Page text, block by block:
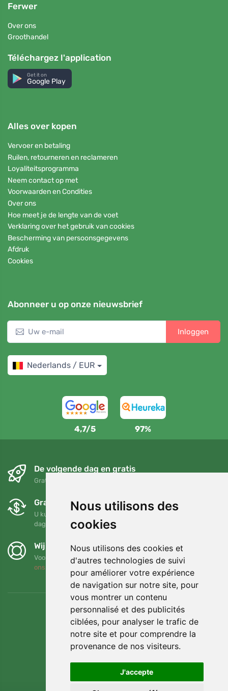
Nous utilisons des
cookies
Nous utilisons des cookies et
d'autres technologies de suivi
pour améliorer votre expérience
de navigation sur notre site, pour
vous montrer un contenu
personnalisé et des publicités
ciblées, pour analyser le trafic de
notre site et pour comprendre la
provenance de nos visiteurs.
J'accepte
Ferwer
Over ons
Groothandel
Téléchargez l'application
Get it on
Google Play
Alles over kopen
Vervoer en betaling
Ruilen, retourneren en reclameren
Loyaliteitsprogramma
Neem contact op met
Voorwaarden en Condities
Over ons
Hoe meet je de lengte van de voet
Verklaring over het gebruik van cookies
Bescherming van persoonsgegevens
Afdruk
Cookies
Abonneer u op onze nieuwsbrief
Inloggen
Nederlands / EUR
4,7/5 97%
De volgende dag en gratis
Gratis verzending voor bestellingen boven 95 EUR
Gratis ruilen en retourneren
U kunt uw bestelling op elk gewenst moment binnen 90
dagen retourneren of ruilen
Wij steunen Trees.org
Voor elke bestelling planten we een boom! Lees meer
ons